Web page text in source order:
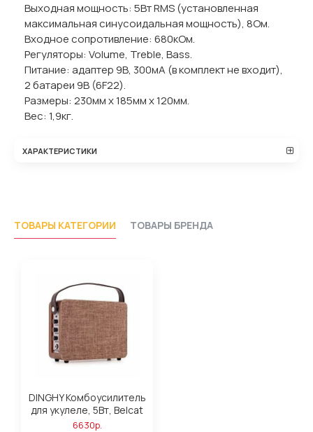
Выходная мощность: 5Вт RMS (установленная
максимальная синусоидальная мощность), 8Ом.
Входное сопротивление: 680кОм.
Регуляторы: Volume, Treble, Bass.
Питание: адаптер 9В, 300мА (в комплект не входит),
2 батареи 9В (6F22).
Размеры: 230мм х 185мм х 120мм.
Вес: 1,9кг.
ХАРАКТЕРИСТИКИ
ТОВАРЫ КАТЕГОРИИ ТОВАРЫ БРЕНДА
DINGHY Комбоусилитель
для укулеле, 5Вт, Belcat
6630р.